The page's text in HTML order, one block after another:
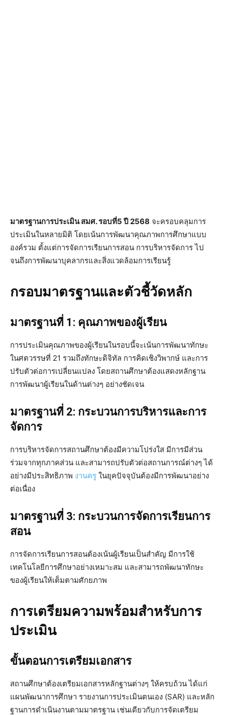
มาตรฐานการประเมิน สมศ. รอบที่5 ปี 2568 จะครอบคลุมการ
ประเมินในหลายมิติ โดยเน้นการพัฒนาคุณภาพการศึกษาแบบ
องค์รวม ตั้งแต่การจัดการเรียนการสอน การบริหารจัดการ ไป
จนถึงการพัฒนาบุคลากรและสิ่งแวดล้อมการเรียนรู้
กรอบมาตรฐานและตัวชี้วัดหลัก
มาตรฐานที่ 1: คุณภาพของผู้เรียน
การประเมินคุณภาพของผู้เรียนในรอบนี้จะเน้นการพัฒนาทักษะ
ในศตวรรษที่ 21 รวมถึงทักษะดิจิทัล การคิดเชิงวิพากษ์ และการ
ปรับตัวต่อการเปลี่ยนแปลง โดยสถานศึกษาต้องแสดงหลักฐาน
การพัฒนาผู้เรียนในด้านต่างๆ อย่างชัดเจน
มาตรฐานที่ 2: กระบวนการบริหารและการ
จัดการ
การบริหารจัดการสถานศึกษาต้องมีความโปร่งใส มีการมีส่วน
ร่วมจากทุกภาคส่วน และสามารถปรับตัวต่อสถานการณ์ต่างๆ ได้
อย่างมีประสิทธิภาพ งานครู ในยุคปัจจุบันต้องมีการพัฒนาอย่าง
ต่อเนื่อง
มาตรฐานที่ 3: กระบวนการจัดการเรียนการ
สอน
การจัดการเรียนการสอนต้องเน้นผู้เรียนเป็นสำคัญ มีการใช้
เทคโนโลยีการศึกษาอย่างเหมาะสม และสามารถพัฒนาทักษะ
ของผู้เรียนให้เต็มตามศักยภาพ
การเตรียมความพร้อมสำหรับการ
ประเมิน
ขั้นตอนการเตรียมเอกสาร
สถานศึกษาต้องเตรียมเอกสารหลักฐานต่างๆ ให้ครบถ้วน ได้แก่
แผนพัฒนาการศึกษา รายงานการประเมินตนเอง (SAR) และหลัก
ฐานการดำเนินงานตามมาตรฐาน เช่นเดียวกับการจัดเตรียม